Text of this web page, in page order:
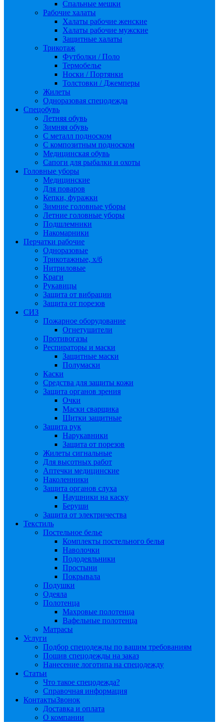
Спальные мешки
Рабочие халаты
Халаты рабочие женские
Халаты рабочие мужские
Защитные халаты
Трикотаж
Футболки / Поло
Термобелье
Носки / Портянки
Толстовки / Джемперы
Жилеты
Одноразовая спецодежда
Спецобувь
Летняя обувь
Зимняя обувь
С металл подноском
С композитным подноском
Медицинская обувь
Сапоги для рыбалки и охоты
Головные уборы
Медицинские
Для поваров
Кепки, фуражки
Зимние головные уборы
Летние головные уборы
Подшлемники
Накомарники
Перчатки рабочие
Одноразовые
Трикотажные, х/б
Нитриловые
Краги
Рукавицы
Защита от вибрации
Защита от порезов
СИЗ
Пожарное оборудование
Огнетушители
Противогазы
Респираторы и маски
Защитные маски
Полумаски
Каски
Средства для защиты кожи
Защита органов зрения
Очки
Маски сварщика
Щитки защитные
Защита рук
Нарукавники
Защита от порезов
Жилеты сигнальные
Для высотных работ
Аптечки медицинские
Наколенники
Защита органов слуха
Наушники на каску
Беруши
Защита от электричества
Текстиль
Постельное белье
Комплекты постельного белья
Наволочки
Пододеяльники
Простыни
Покрывала
Подушки
Одеяла
Полотенца
Махровые полотенца
Вафельные полотенца
Матрасы
Услуги
Подбор спецодежды по вашим требованиям
Пошив спецодежды на заказ
Нанесение логотипа на спецодежду
Статьи
Что такое спецодежда?
Справочная информация
КонтактыЗвонок
Доставка и оплата
О компании